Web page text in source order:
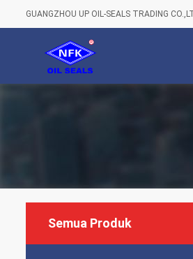
GUANGZHOU UP OIL-SEALS TRADING
Semua Produk